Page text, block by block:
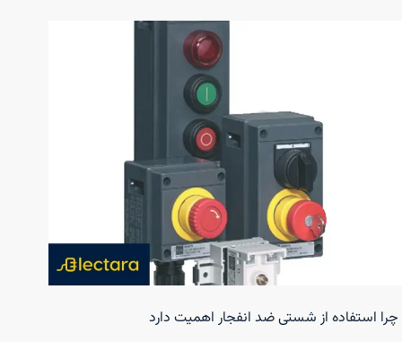
چرا استفاده از شستی ضد انفجار اهمیت دارد